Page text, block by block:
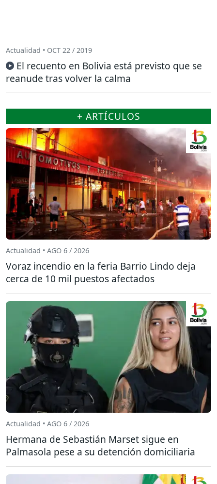
Actualidad • OCT 22 / 2019
El recuento en Bolivia está previsto que se
reanude tras volver la calma
+ ARTÍCULOS
Actualidad • AGO 6 / 2026
Voraz incendio en la feria Barrio Lindo deja
cerca de 10 mil puestos afectados
Actualidad • AGO 6 / 2026
Hermana de Sebastián Marset sigue en
Palmasola pese a su detención domiciliaria